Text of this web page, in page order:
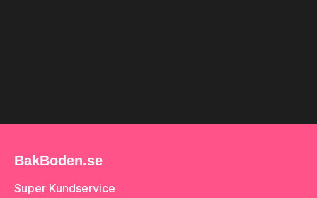
BakBoden.se
Super Kundservice